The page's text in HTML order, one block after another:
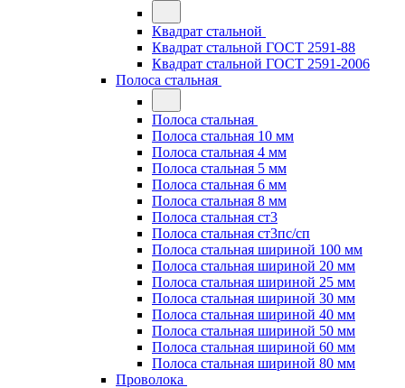
Квадрат стальной
Квадрат стальной ГОСТ 2591-88
Квадрат стальной ГОСТ 2591-2006
Полоса стальная
Полоса стальная
Полоса стальная 10 мм
Полоса стальная 4 мм
Полоса стальная 5 мм
Полоса стальная 6 мм
Полоса стальная 8 мм
Полоса стальная ст3
Полоса стальная ст3пс/сп
Полоса стальная шириной 100 мм
Полоса стальная шириной 20 мм
Полоса стальная шириной 25 мм
Полоса стальная шириной 30 мм
Полоса стальная шириной 40 мм
Полоса стальная шириной 50 мм
Полоса стальная шириной 60 мм
Полоса стальная шириной 80 мм
Проволока